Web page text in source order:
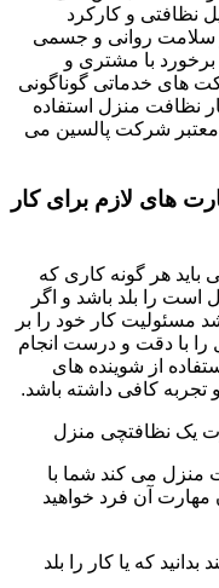
نظافتی و کارکرد
سلامت روانی و جسمی
برخورد با مشتری و
های خدماتی گوناگونی
نظافت منزل استفاده
شرکت پالسین می
های لازم برای کار
هر گونه کاری که
را بلد باشد و اگر
کار خود را بر
را با دقت و درست انجام
از شوینده های
تجربه کافی داشته باشد.
یک نظافتچی منزل
منزل می کند شما با
آن فرد خواهید
که یا کار را بلد